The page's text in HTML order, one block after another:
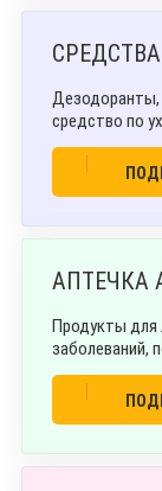
Дезодоранты,
средство по
АПТЕЧКА
Продукты для
заболеваний,